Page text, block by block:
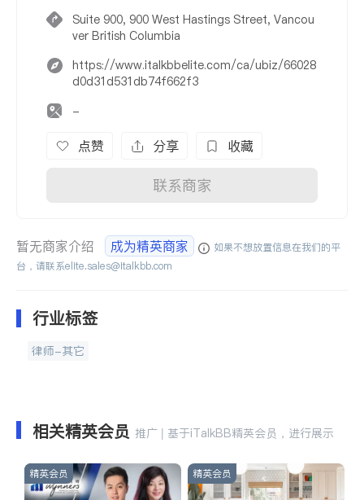
Suite 900, 900 West Hastings Street, Vancou
ver British Columbia
https://www.italkbbelite.com/ca/ubiz/66028
d0d31d531db74f662f3
-
点赞 分享 收藏
联系商家
暂无商家介绍 成为精英商家
如果不想放置信息在我们的平
台，请联系elite.sales@italkbb.com
行业标签
律师-其它
相关精英会员 推广 | 基于iTalkBB精英会员，进行展示
精英会员 精英会员